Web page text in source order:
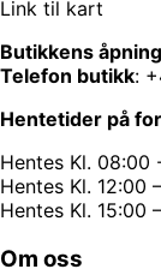
Link til kart
Butikkens
Telefon butikk:
Hentetider på
Hentes Kl.
Hentes Kl. 12:00
Hentes Kl. 15:00
Om oss